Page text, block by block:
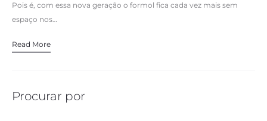
Pois é, com essa nova geração o formol fica cada vez mais sem
espaço nos…
Read More
Procurar por